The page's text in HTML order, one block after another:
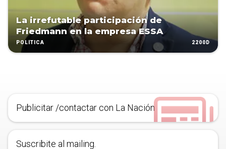
La irrefutable participación de
Friedmann en la empresa ESSA
POLÍTICA 2200D
Publicitar /contactar con La Nación
Suscribite al mailing.